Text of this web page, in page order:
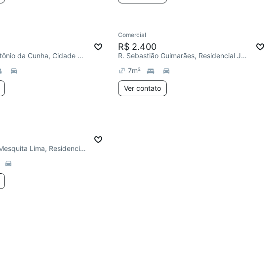
Av. Anasia Antônio da Cunha, Cidade Empresarial Nova Aliança
Comercial
R$ 2.400
R. Sebastião Guimarães, Residencial Jardim Bougainville
7m²
Ver contato
Av. Natalício Mesquita Lima, Residencial Jardim Campestre